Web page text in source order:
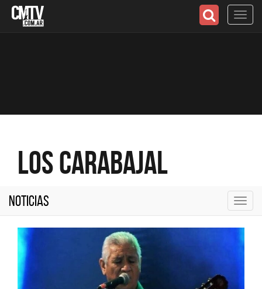
Los Carabajal
Noticias